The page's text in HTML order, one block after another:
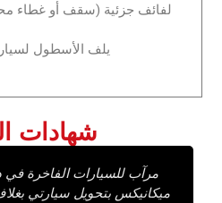
‏لفائف جزئية (سقف أو غطاء
‏يلف الأسطول
‏شهادات
‏مرآب للسيارات الفاخرة
ميكانيكس بتحويل سيارتي